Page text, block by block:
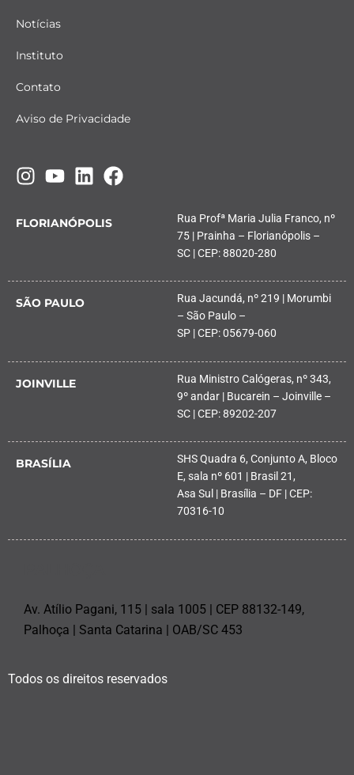
Notícias
Instituto
Contato
Aviso de Privacidade
FLORIANÓPOLIS
Rua Profª Maria Julia Franco, nº
75 | Prainha – Florianópolis –
SC | CEP: 88020-280
SÃO PAULO
Rua Jacundá, nº 219 | Morumbi
– São Paulo –
SP | CEP: 05679-060
JOINVILLE
Rua Ministro Calógeras, nº 343,
9º andar | Bucarein – Joinville –
SC | CEP: 89202-207
BRASÍLIA
SHS Quadra 6, Conjunto A, Bloco
E, sala nº 601 | Brasil 21,
Asa Sul | Brasília – DF | CEP:
70316-10
Av. Atílio Pagani, 115 | sala 1005 | CEP 88132-149,
Palhoça | Santa Catarina | OAB/SC 453
Todos os direitos reservados